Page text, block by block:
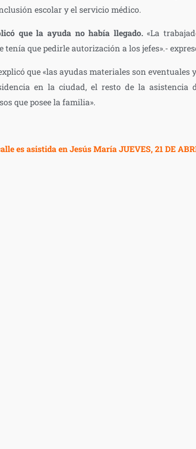
escolar y el servicio médico.
que la ayuda no había llegado.«La
tenía que pedirle autorización a los jefes».-
que «las ayudas materiales son
en la ciudad, el resto de la
que posee la familia».
es asistida en Jesús MaríaJUEVES, 21 DE